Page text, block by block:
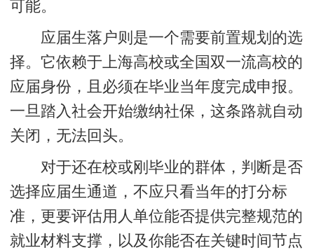
可能。
应届生落户则是一个需要前置规划的选
择。它依赖于上海高校或全国双一流高校的
应届身份，且必须在毕业当年度完成申报。
一旦踏入社会开始缴纳社保，这条路就自动
关闭，无法回头。
对于还在校或刚毕业的群体，判断是否
选择应届生通道，不应只看当年的打分标
准，更要评估用人单位能否提供完整规范的
就业材料支撑，以及你能否在关键时间节点